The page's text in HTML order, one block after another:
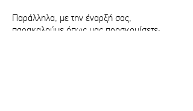
Παράλληλα, με την έναρξή σας,
παρακαλούμε όπως μας προσκομίσετε: